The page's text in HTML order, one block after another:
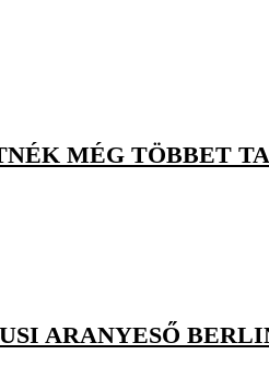
MÉG TÖBBET
ARANYESŐ